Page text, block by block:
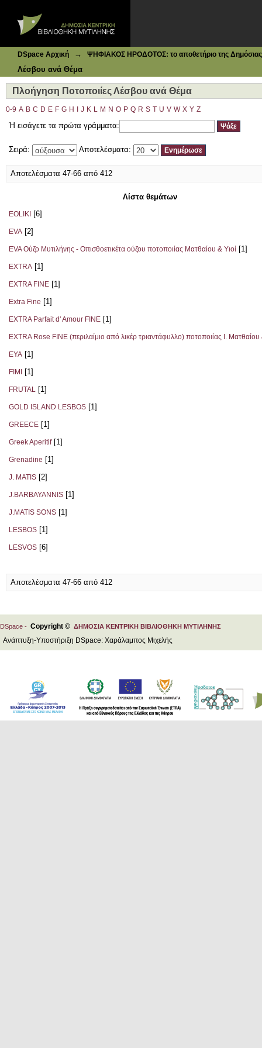
DSpace Αρχική → ΨΗΦΙΑΚΟΣ ΗΡΟΔΟΤΟΣ: το αποθετήριο της Δημόσιας
Λέσβου ανά Θέμα
Πλοήγηση Ποτοποιίες Λέσβου ανά Θέμα
0-9 A B C D E F G H J K L M N O P Q R S T U V W X Y Z
Ή εισάγετε τα πρώτα γράμματα:
Σειρά: Αποτελέσματα:
Αποτελέσματα 47-66 από 412
Λίστα θεμάτων
EOLIKI [6]
EVA [2]
EVA Ούζο Μυτιλήνης - Οπισθοετικέτα ούζου ποτοποιίας Ματθαίου & Υιοί [1]
EXTRA [1]
EXTRA FINE [1]
Extra Fine [1]
EXTRA Parfait d' Amour FINE [1]
EXTRA Rose FINE (περιλαίμιο από λικέρ τριαντάφυλλο) ποτοποιίας Ι. Ματθαίου
EYA [1]
FIMI [1]
FRUTAL [1]
GOLD ISLAND LESBOS [1]
GREECE [1]
Greek Aperitif[1]
Grenadine [1]
J. MATIS [2]
J.BARBAYANNIS [1]
J.MATIS SONS [1]
LESBOS [1]
LESVOS [6]
Αποτελέσματα 47-66 από 412
DSpace - Copyright © ΔΗΜΟΣΙΑ ΚΕΝΤΡΙΚΗ ΒΙΒΛΙΟΘΗΚΗ ΜΥΤΙΛΗΝΗΣ
Ανάπτυξη-Υποστήριξη DSpace: Χαράλαμπος Μιχελής